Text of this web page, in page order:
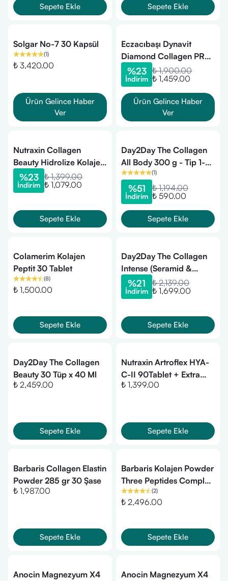
Sepete Ekle Sepete Ekle
Solgar No-7 30 Kapsül
(1)
₺ 3,420.00
Ürün Gelince Haber
Ver
Eczacıbaşı Dynavit
Diamond Collagen PRO
30 Saşe
%23
İndirim
₺ 1,900.00
₺ 1,459.00
Ürün Gelince Haber
Ver
Nutraxin Collagen
Beauty Hidrolize Kolajen
3 x 30 Kapsül - 3 AL 2
ÖDE
%23
İndirim
₺ 1,399.00
₺ 1,079.00
Sepete Ekle
Day2Day The Collagen
All Body 300 g - Tip 1-2-
3 Kolajen
(1)
%51
İndirim
₺ 1,194.00
₺ 590.00
Sepete Ekle
Colamerim Kolajen
Peptit 30 Tablet
(8)
₺ 1,500.00
Sepete Ekle
Day2Day The Collagen
Intense (Seramid &
Resveratrol) Çilek
Aromalı 30 Saşe
%21
İndirim
₺ 2,139.00
₺ 1,699.00
Sepete Ekle
Day2Day The Collagen
Beauty 30 Tüp x 40 Ml
₺ 2,459.00
Sepete Ekle
Nutraxin Artroflex HYA-
C-II 90Tablet + Extra
Gel HEDİYE
₺ 1,399.00
Sepete Ekle
Barbaris Collagen Elastin
Powder 285 gr 30 Şase
₺ 1,987.00
Sepete Ekle
Barbaris Kolajen Powder
Three Peptides Complex
30 Saşe(2)
₺ 2,496.00
Sepete Ekle
Anocin Magnezyum X4
Anocin Magnezyum X4